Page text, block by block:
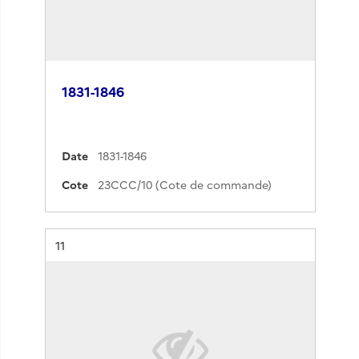
1831-1846
Date
1831-1846
Cote
23CCC/10 (Cote de commande)
Résultat n°
11